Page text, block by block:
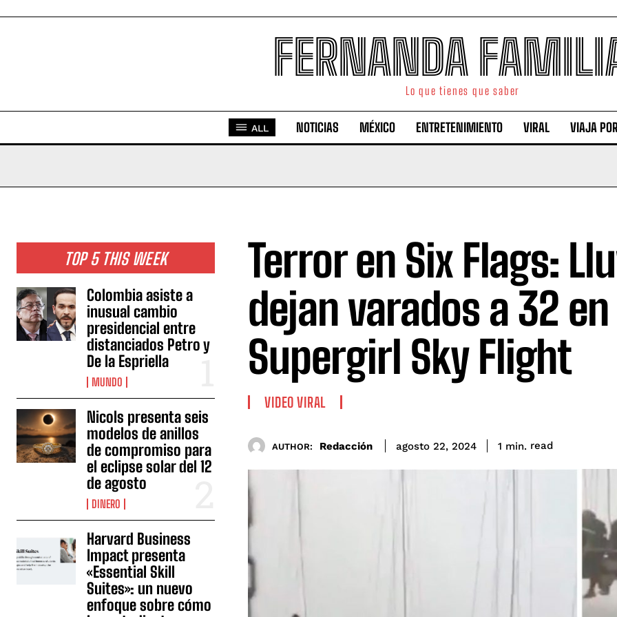
FERNANDA
Lo que tienes que saber
ALL NOTICIAS MÉXICO ENTRETENIMIENTO VIRAL VIAJA
TOP 5 THIS WEEK
Colombia asiste a
inusual cambio
presidencial entre
distanciados Petro y
De la Espriella
MUNDO
Nicols presenta seis
modelos de anillos
de compromiso para
el eclipse solar del 12
de agosto
DINERO
Harvard Business
Impact presenta
«Essential Skill
Suites»: un nuevo
enfoque sobre cómo
Terror en Six Flags:
dejan varados a 32
Supergirl Sky Flight
VIDEO VIRAL
AUTHOR: Redacción agosto 22, 2024 1 min. read